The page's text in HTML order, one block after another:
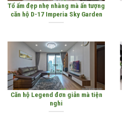
Tổ ấm đẹp nhẹ nhàng mà ấn tượng
căn hộ D-17 Imperia Sky Garden
Căn hộ Legend đơn giản mà tiện
nghi